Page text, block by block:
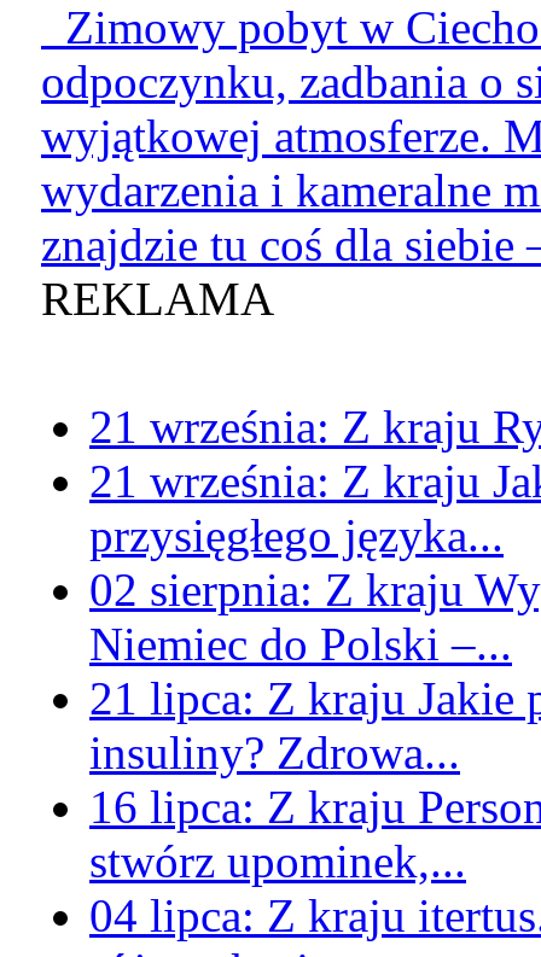
Zimowy pobyt w
odpoczynku, zadbania o
wyjątkowej atmosferze.
wydarzenia i kameralne
znajdzie tu coś dla siebie
REKLAMA
21 września: Z kraju
21 września: Z kraju
przysięgłego języka...
02 sierpnia: Z kraju
Niemiec do Polski –...
21 lipca: Z kraju Jakie
insuliny? Zdrowa...
16 lipca: Z kraju
stwórz upominek,...
04 lipca: Z kraju